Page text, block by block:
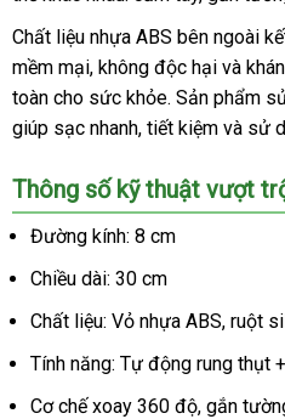
Chất liệu nhựa ABS bên ngoài
mềm mại, không độc hại và
toàn cho sức khỏe. Sản phẩm
giúp sạc nhanh, tiết kiệm và sử
Thông số kỹ thuật vượt
Đường kính: 8 cm
Chiều dài: 30 cm
Chất liệu: Vỏ nhựa ABS, ruột
Tính năng: Tự động rung thụt
Cơ chế xoay 360 độ, gắn